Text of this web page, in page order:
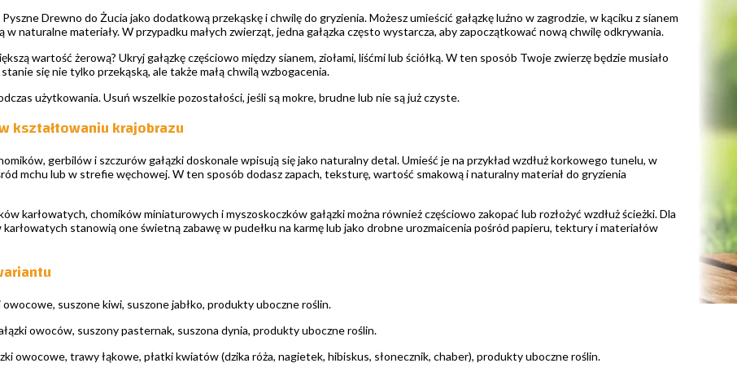
Drewno do Żucia jako dodatkową przekąskę i chwilę do gryzienia. Możesz umieścić gałązkę luźno w zagrodzie, w kąciku z sianem
w naturalne materiały. W przypadku małych zwierząt, jedna gałązka często wystarcza, aby zapoczątkować nową chwilę odkrywania.
wartość żerową? Ukryj gałązkę częściowo między sianem, ziołami, liśćmi lub ściółką. W ten sposób Twoje zwierzę będzie musiało
stanie się nie tylko przekąską, ale także małą chwilą wzbogacenia.
użytkowania. Usuń wszelkie pozostałości, jeśli są mokre, brudne lub nie są już czyste.
kształtowaniu krajobrazu
gerbilów i szczurów gałązki doskonale wpisują się jako naturalny detal. Umieść je na przykład wzdłuż korkowego tunelu, w
mchu lub w strefie węchowej. W ten sposób dodasz zapach, teksturę, wartość smakową i naturalny materiał do gryzienia
karłowatych, chomików miniaturowych i myszoskoczków gałązki można również częściowo zakopać lub rozłożyć wzdłuż ścieżki. Dla
karłowatych stanowią one świetną zabawę w pudełku na karmę lub jako drobne urozmaicenia pośród papieru, tektury i materiałów
owocowe, suszone kiwi, suszone jabłko, produkty uboczne roślin.
owoców, suszony pasternak, suszona dynia, produkty uboczne roślin.
owocowe, trawy łąkowe, płatki kwiatów (dzika róża, nagietek, hibiskus, słonecznik, chaber), produkty uboczne roślin.